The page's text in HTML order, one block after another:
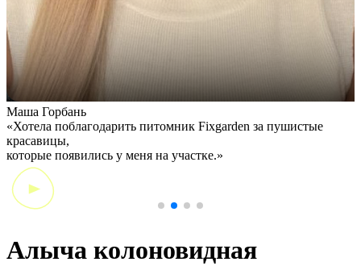
Маша Горбань
«Хотела поблагодарить питомник Fixgarden за пушистые
красавицы,
которые появились у меня на участке.»
Алыча колоновидная